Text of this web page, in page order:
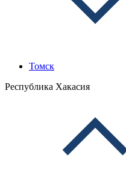
Томск
Республика Хакасия